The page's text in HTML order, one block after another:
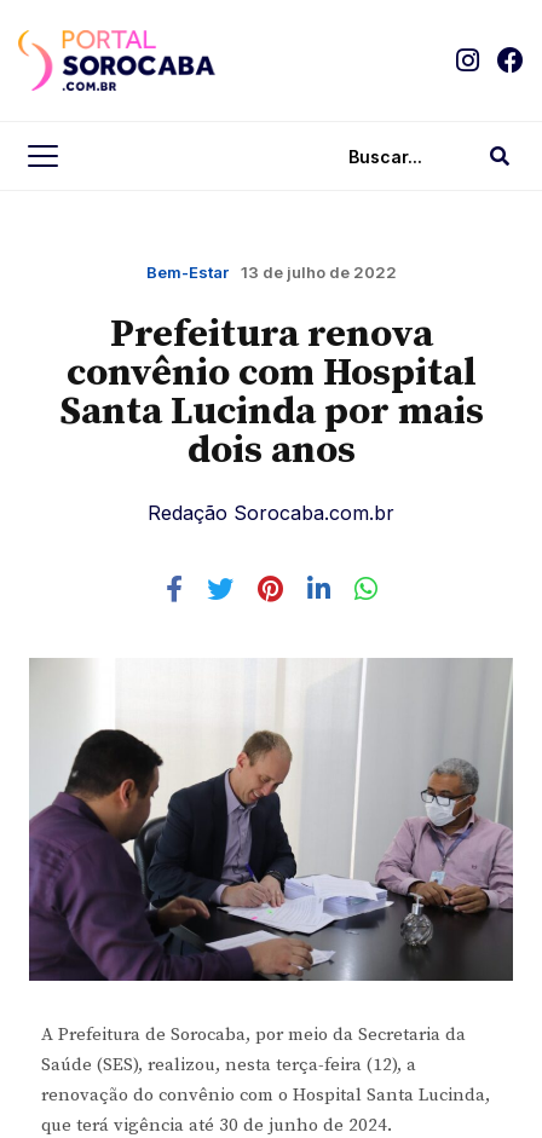
Bem-Estar 13 de julho de 2022
Prefeitura renova
convênio com Hospital
Santa Lucinda por mais
dois anos
Redação Sorocaba.com.br
A Prefeitura de Sorocaba, por meio da Secretaria da
Saúde (SES), realizou, nesta terça-feira (12), a
renovação do convênio com o Hospital Santa Lucinda,
que terá vigência até 30 de junho de 2024.